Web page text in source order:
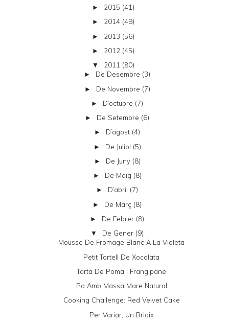
► 2015 (41)
► 2014 (49)
► 2013 (56)
► 2012 (45)
▼ 2011 (80)
► De Desembre (3)
► De Novembre (7)
► D’octubre (7)
► De Setembre (6)
► D’agost (4)
► De Juliol (5)
► De Juny (8)
► De Maig (8)
► D’abril (7)
► De Març (8)
► De Febrer (8)
▼ De Gener (9)
Mousse De Fromage Blanc A La Violeta
Petit Tortell De Xocolata
Tarta De Poma I Frangipane
Pa Amb Massa Mare Natural
Cooking Challenge: Red Velvet Cake
Per Variar, Un Brioix